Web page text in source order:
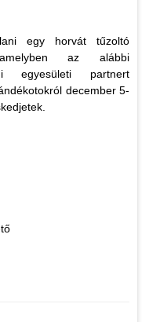
egy horvát tűzoltó
amelyben az alábbi
egyesületi partnert
december 5-